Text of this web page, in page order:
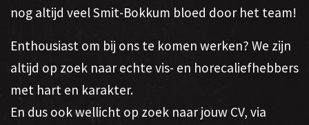
nog altijd veel Smit-Bokkum bloed door het team!
Enthousiast om bij ons te komen werken? We zijn
altijd op zoek naar echte vis- en horecaliefhebbers
met hart en karakter.
En dus ook wellicht op zoek naar jouw CV, via